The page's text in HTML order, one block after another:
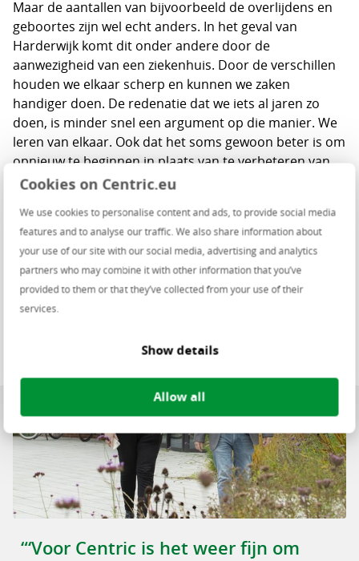
Cookies on Centric.eu
We use cookies to personalise content and ads, to provide social media
features and to analyse our traffic. We also share information about
your use of our site with our social media, advertising and analytics
partners who may combine it with other information that you’ve
provided to them or that they’ve collected from your use of their
services.
Show details
Allow all
Maar de aantallen van bijvoorbeeld de overlijdens en
geboortes zijn wel echt anders. In het geval van
Harderwijk komt dit onder andere door de
aanwezigheid van een ziekenhuis. Door de verschillen
houden we elkaar scherp en kunnen we zaken
handiger doen. De redenatie dat we iets al jaren zo
doen, is minder snel een argument op die manier. We
leren van elkaar. Ook dat het soms gewoon beter is om
opnieuw te beginnen in plaats van te verbeteren van
wat er al is. Een applicatie bijvoorbeeld blijft een
“‘Voor Centric is het weer fijn om